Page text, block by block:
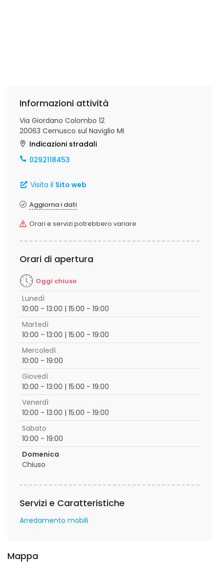
Informazioni attività
Via Giordano Colombo 12
20063 Cernusco sul Naviglio MI
Indicazioni stradali
0292118453
Visita il Sito web
Aggiorna i dati
Orari e servizi potrebbero variare
Orari di apertura
Oggi chiuso
Lunedì
10:00 - 13:00 | 15:00 - 19:00
Martedì
10:00 - 13:00 | 15:00 - 19:00
Mercoledì
10:00 - 19:00
Giovedì
10:00 - 13:00 | 15:00 - 19:00
Venerdì
10:00 - 13:00 | 15:00 - 19:00
Sabato
10:00 - 19:00
Domenica
Chiuso
Servizi e Caratteristiche
Arredamento mobili
Mappa